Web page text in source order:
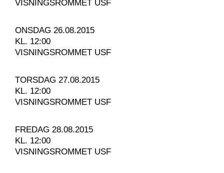
VISNINGSROMMET USF
ONSDAG 26.08.2015
KL. 12:00
VISNINGSROMMET USF
TORSDAG 27.08.2015
KL. 12:00
VISNINGSROMMET USF
FREDAG 28.08.2015
KL. 12:00
VISNINGSROMMET USF